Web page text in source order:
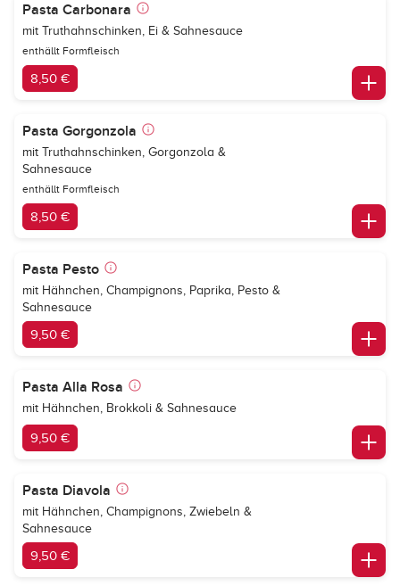
Pasta Carbonara
mit Truthahnschinken, Ei & Sahnesauce
enthällt Formfleisch
8,50 €
Pasta Gorgonzola
mit Truthahnschinken, Gorgonzola &
Sahnesauce
enthällt Formfleisch
8,50 €
Pasta Pesto
mit Hähnchen, Champignons, Paprika, Pesto &
Sahnesauce
9,50 €
Pasta Alla Rosa
mit Hähnchen, Brokkoli & Sahnesauce
9,50 €
Pasta Diavola
mit Hähnchen, Champignons, Zwiebeln &
Sahnesauce
9,50 €